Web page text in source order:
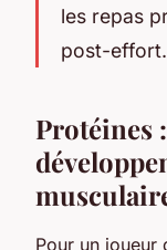
les repas
post-effort.
Protéines
Pour un joueur